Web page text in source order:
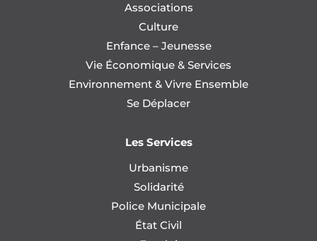
Associations
Culture
Enfance – Jeunesse
Vie Économique & Services
Environnement & Vivre Ensemble
Se Déplacer
Les Services
Urbanisme
Solidarité
Police Municipale
État Civil